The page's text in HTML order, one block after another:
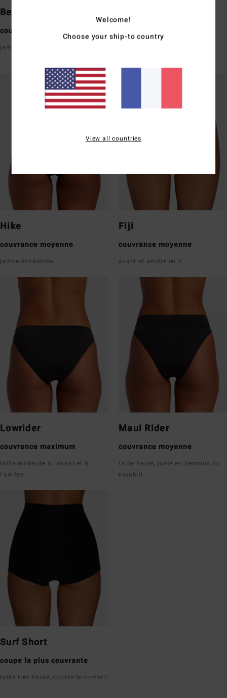
Bells
couvrance minimaliste
jambe échancrée
couvrance minimaliste
Hike
couvrance moyenne
jambe échancrée
Fiji
couvrance moyenne
avant et arrière en V
Lowrider
couvrance maximum
taille mi-haute à l'avant et à
l'arrière
Maui Rider
couvrance moyenne
taille haute, juste en dessous du
nombril
Surf Short
coupe la plus couvrante
taille très haute, couvre le nombril
Welcome!
Choose your ship-to country
View all countries